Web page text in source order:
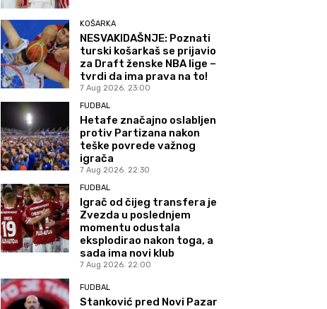
KOŠARKA
NESVAKIDAŠNJE: Poznati
turski košarkaš se prijavio
za Draft ženske NBA lige –
tvrdi da ima prava na to!
7 Aug 2026. 23:00
FUDBAL
Hetafe značajno oslabljen
protiv Partizana nakon
teške povrede važnog
igrača
7 Aug 2026. 22:30
FUDBAL
Igrač od čijeg transfera je
Zvezda u poslednjem
momentu odustala
eksplodirao nakon toga, a
sada ima novi klub
7 Aug 2026. 22:00
FUDBAL
Stanković pred Novi Pazar